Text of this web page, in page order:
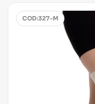
COD:327-M